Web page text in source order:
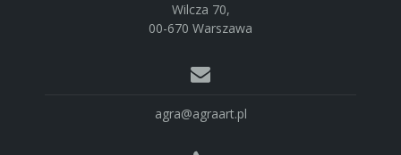
Wilcza 70,
00-670 Warszawa
agra@agraart.pl